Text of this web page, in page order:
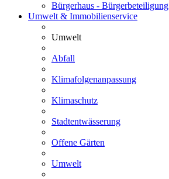
Bürgerhaus - Bürgerbeteiligung
Umwelt & Immobilienservice
Umwelt
Abfall
Klimafolgenanpassung
Klimaschutz
Stadtentwässerung
Offene Gärten
Umwelt